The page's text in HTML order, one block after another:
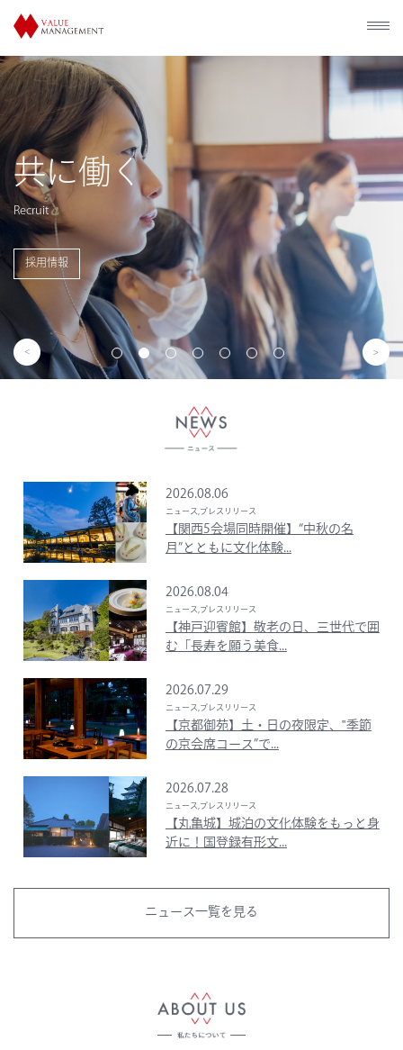
歴史的建造物の
利活用
Utilization of Historical Facilities
事業概要を見る
2026.08.06
ニュース,プレスリリース
【関西5会場同時開催】“中秋の名
月”とともに文化体験...
2026.08.04
ニュース,プレスリリース
【神戸迎賓館】敬老の日、三世代で囲
む「長寿を願う美食...
2026.07.29
ニュース,プレスリリース
【京都御苑】土・日の夜限定、‟季節
の京会席コース”で...
2026.07.28
ニュース,プレスリリース
【丸亀城】城泊の文化体験をもっと身
近に！国登録有形文...
ニュース一覧を見る